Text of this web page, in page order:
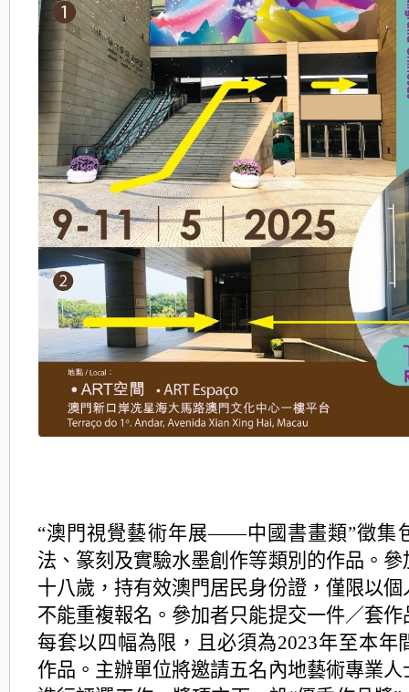
“澳門視覺藝術年展——中國書畫類”徵集
法、篆刻及實驗水墨創作等類別的作品。參
十八歲，持有效澳門居民身份證，僅限以個
不能重複報名。參加者只能提交一件／套作
每套以四幅為限，且必須為2023年至本年
作品。主辦單位將邀請五名內地藝術專業人